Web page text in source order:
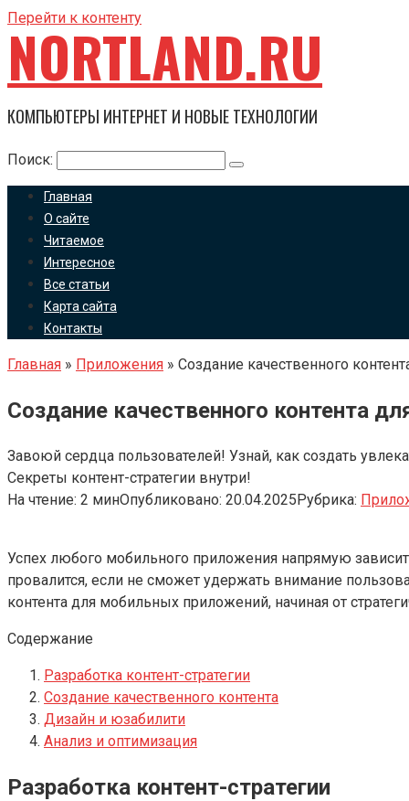
Перейти к контенту
NORTLAND.RU
КОМПЬЮТЕРЫ ИНТЕРНЕТ И НОВЫЕ ТЕХНОЛОГИИ
Поиск:
Главная
О сайте
Читаемое
Интересное
Все статьи
Карта сайта
Контакты
Главная » Приложения » Создание качественного
Создание качественного контента
Завоюй сердца пользователей! Узнай, как создать
Секреты контент-стратегии внутри!
На чтение: 2 минОпубликовано: 20.04.2025Рубрика:
Успех любого мобильного приложения напрямую
провалится, если не сможет удержать внимание
контента для мобильных приложений, начиная от
Содержание
Разработка контент-стратегии
Создание качественного контента
Дизайн и юзабилити
Анализ и оптимизация
Разработка контент-стратегии